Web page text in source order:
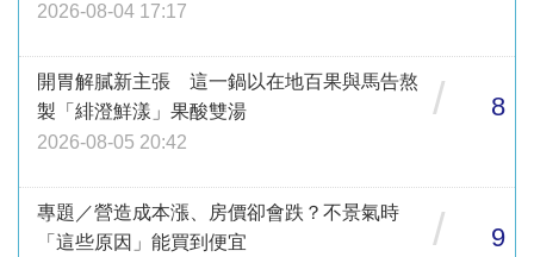
2026-08-04 17:17
開胃解膩新主張 這一鍋以在地百果與馬告熬
製「緋澄鮮漾」果酸雙湯
2026-08-05 20:42
/ 8
專題／營造成本漲、房價卻會跌？不景氣時
「這些原因」能買到便宜
/ 9